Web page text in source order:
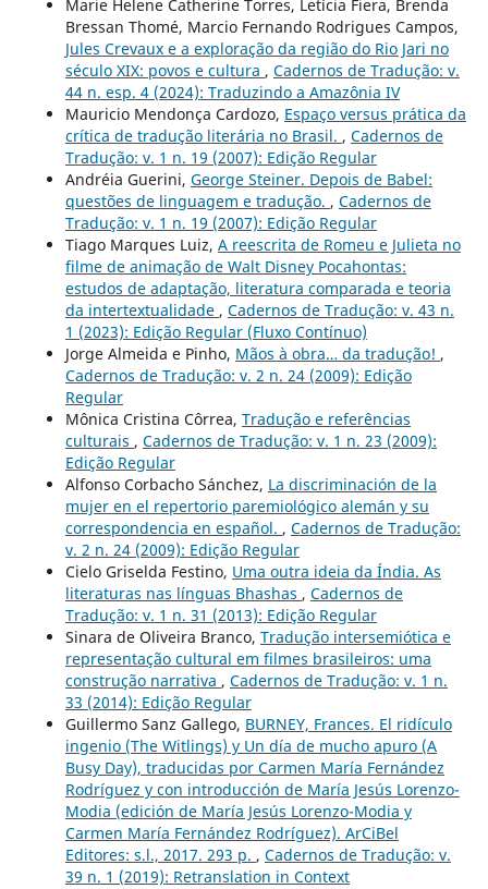
Marie Helene Catherine Torres, Letícia Fiera, Brenda
Bressan Thomé, Marcio Fernando Rodrigues Campos,
Jules Crevaux e a exploração da região do Rio Jari no
século XIX: povos e cultura , Cadernos de Tradução: v.
44 n. esp. 4 (2024): Traduzindo a Amazônia IV
Mauricio Mendonça Cardozo, Espaço versus prática da
crítica de tradução literária no Brasil. , Cadernos de
Tradução: v. 1 n. 19 (2007): Edição Regular
Andréia Guerini, George Steiner. Depois de Babel:
questões de linguagem e tradução. , Cadernos de
Tradução: v. 1 n. 19 (2007): Edição Regular
Tiago Marques Luiz, A reescrita de Romeu e Julieta no
filme de animação de Walt Disney Pocahontas:
estudos de adaptação, literatura comparada e teoria
da intertextualidade , Cadernos de Tradução: v. 43 n.
1 (2023): Edição Regular (Fluxo Contínuo)
Jorge Almeida e Pinho, Mãos à obra… da tradução! ,
Cadernos de Tradução: v. 2 n. 24 (2009): Edição
Regular
Mônica Cristina Côrrea, Tradução e referências
culturais , Cadernos de Tradução: v. 1 n. 23 (2009):
Edição Regular
Alfonso Corbacho Sánchez, La discriminación de la
mujer en el repertorio paremiológico alemán y su
correspondencia en español. , Cadernos de Tradução:
v. 2 n. 24 (2009): Edição Regular
Cielo Griselda Festino, Uma outra ideia da Índia. As
literaturas nas línguas Bhashas , Cadernos de
Tradução: v. 1 n. 31 (2013): Edição Regular
Sinara de Oliveira Branco, Tradução intersemiótica e
representação cultural em filmes brasileiros: uma
construção narrativa , Cadernos de Tradução: v. 1 n.
33 (2014): Edição Regular
Guillermo Sanz Gallego, BURNEY, Frances. El ridículo
ingenio (The Witlings) y Un día de mucho apuro (A
Busy Day), traducidas por Carmen María Fernández
Rodríguez y con introducción de María Jesús Lorenzo-
Modia (edición de María Jesús Lorenzo-Modia y
Carmen María Fernández Rodríguez). ArCiBel
Editores: s.l., 2017. 293 p. , Cadernos de Tradução: v.
39 n. 1 (2019): Retranslation in Context